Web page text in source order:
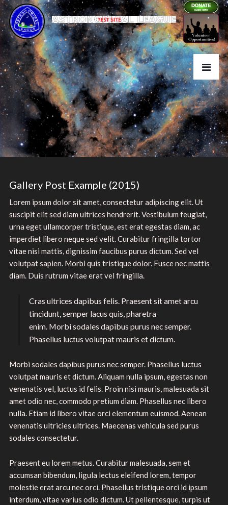
Gallery Post Example (2015)
Lorem ipsum dolor sit amet, consectetur adipiscing elit. Ut
suscipit elit sed diam ultrices hendrerit. Vestibulum feugiat,
urna eget ullamcorper tristique, est erat egestas diam, ac
imperdiet libero neque sed velit. Curabitur fringilla tortor
vitae nisi mattis, dignissim faucibus purus dictum. Sed vel
volutpat sapien. Morbi quis tristique dolor. Fusce nec mattis
diam. Duis rutrum vitae erat vel fringilla.
Cras ultrices dapibus felis. Praesent sit amet arcu
tincidunt, semper lacus quis, pharetra
enim. Morbi sodales dapibus purus nec semper.
Phasellus luctus volutpat mauris et dictum.
Morbi sodales dapibus purus nec semper. Phasellus luctus
volutpat mauris et dictum. Aliquam nulla ipsum, egestas non
venenatis vel, luctus id felis. Proin nisi mauris, malesuada sit
amet odio nec, commodo pretium diam. Phasellus nec libero
nulla. Etiam id libero vitae orci elementum euismod. Aenean
venenatis ultricies ultrices. Maecenas vehicula sed purus
sodales consectetur.
Praesent eu lorem metus. Curabitur malesuada, sem et
accumsan bibendum, ligula lectus eleifend lorem, tempor
molestie erat arcu nec orci. Phasellus tristique orci id ipsum
interdum, vitae varius odio dictum. Ut pellentesque, turpis ut